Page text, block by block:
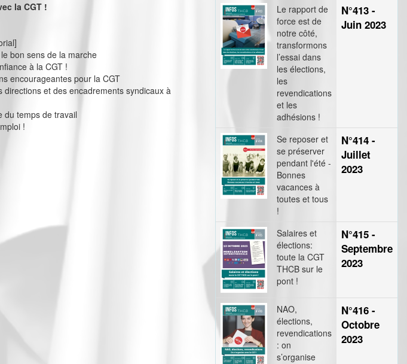
la CGT !
bon sens de la marche
à la CGT !
encourageantes pour la CGT
et des encadrements syndicaux à
du temps de travail
!
Le rapport de
force est de
notre côté,
transformons
l’essai dans
les élections,
les
revendications
et les
adhésions !
N°413 -
Juin 2023
Se reposer et
se préserver
pendant l'été -
Bonnes
vacances à
toutes et tous
!
N°414 -
Juillet
2023
Salaires et
élections:
toute la CGT
THCB sur le
pont !
N°415 -
Septembre
2023
NAO,
élections,
revendications
: on
s’organise
N°416 -
Octobre
2023